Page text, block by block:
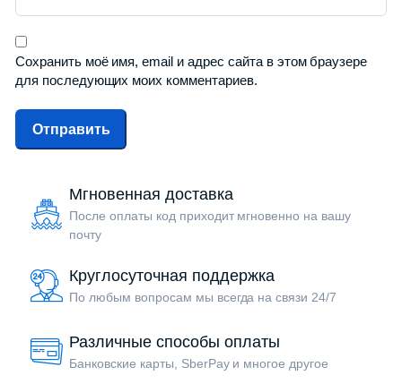
Сохранить моё имя, email и адрес сайта в этом браузере
для последующих моих комментариев.
Мгновенная доставка
После оплаты код приходит мгновенно на вашу
почту
Круглосуточная поддержка
По любым вопросам мы всегда на связи 24/7
Различные способы оплаты
Банковские карты, SberPay и многое другое